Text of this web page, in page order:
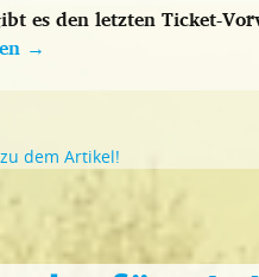
es den letzten Ticket-
→
dem Artikel!